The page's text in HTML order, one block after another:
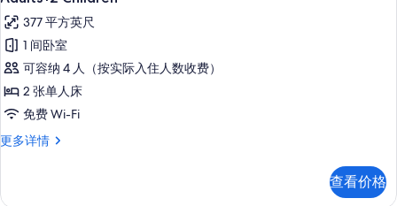
有
照
片
Child
更
多
信
息
Premium
One
Bedroom
Apartment
with
Large
Terrace
Children
377 平方英尺
1 间卧室
可容纳 4 人（按实际入住人数收费）
2 张单人床
免费 Wi-Fi
更多详情
Premium
查看价格